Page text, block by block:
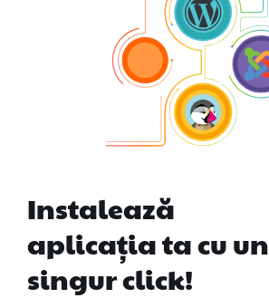
Instalează
aplicația ta cu un
singur click!